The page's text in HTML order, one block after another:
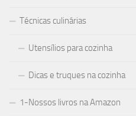
Técnicas culinárias
Utensílios para cozinha
Dicas e truques na cozinha
1-Nossos livros na Amazon